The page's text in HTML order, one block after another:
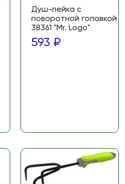
Душ-лейка с
поворотной головкой
38361 "Mr. Logo"
593 ₽